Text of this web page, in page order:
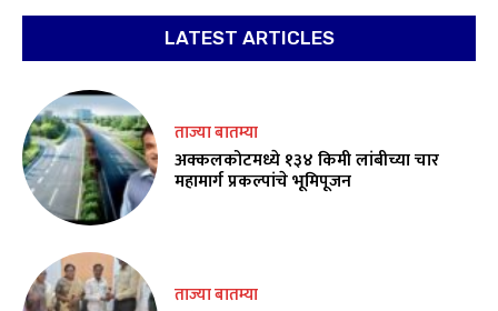
LATEST ARTICLES
ताज्या बातम्या
अक्कलकोटमध्ये १३४ किमी लांबीच्या चार
महामार्ग प्रकल्पांचे भूमिपूजन
ताज्या बातम्या